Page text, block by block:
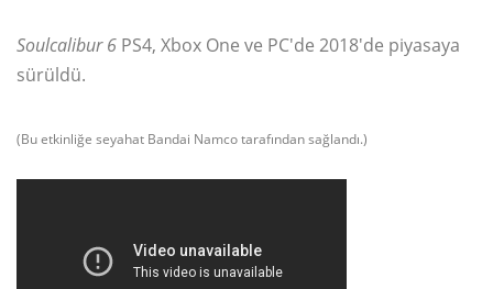
Soulcalibur 6 PS4, Xbox One ve PC'de 2018'de piyasaya
sürüldü.
(Bu etkinliğe seyahat Bandai Namco tarafından sağlandı.)